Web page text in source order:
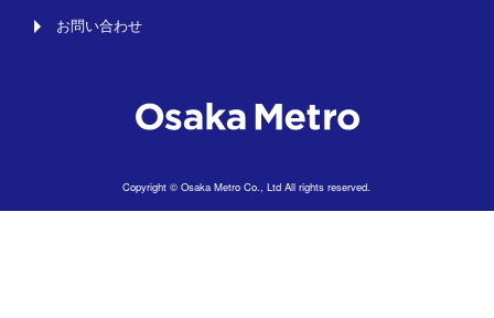
お問い合わせ
Copyright © Osaka Metro Co., Ltd All rights reserved.